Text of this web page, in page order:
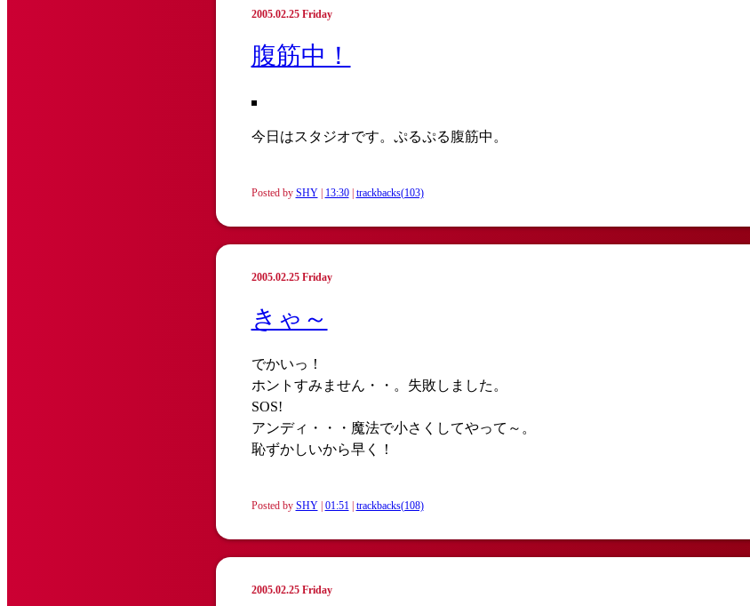
2005.02.25 Friday
腹筋中！
今日はスタジオです。ぷるぷる腹筋中。
Posted by SHY| 13:30| trackbacks(103)
2005.02.25 Friday
きゃ～
でかいっ！
ホントすみません・・。失敗しました。
SOS!
アンディ・・・魔法で小さくしてやって～。
恥ずかしいから早く！
Posted by SHY| 01:51 | trackbacks(108)
2005.02.25 Friday